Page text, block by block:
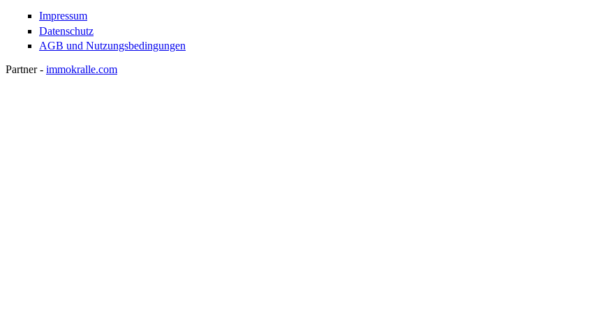
Impressum
Datenschutz
AGB und Nutzungsbedingungen
Partner - immokralle.com